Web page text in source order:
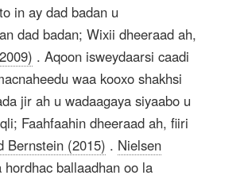
in ay dad badan u
dad badan; Wixii dheeraad ah,
. Aqoon isweydaarsi caadi
waa kooxo shakhsi
jir ah u wadaagaya siyaabo u
Faahfaahin dheeraad ah, fiiri
Bernstein (2015) . Nielsen
hordhac ballaadhan oo la